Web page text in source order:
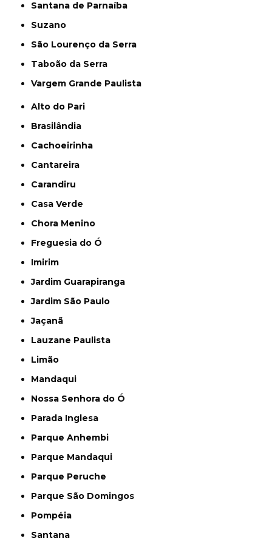
Santana de Parnaíba
Suzano
São Lourenço da Serra
Taboão da Serra
Vargem Grande Paulista
Alto do Pari
Brasilândia
Cachoeirinha
Cantareira
Carandiru
Casa Verde
Chora Menino
Freguesia do Ó
Imirim
Jardim Guarapiranga
Jardim São Paulo
Jaçanã
Lauzane Paulista
Limão
Mandaqui
Nossa Senhora do Ó
Parada Inglesa
Parque Anhembi
Parque Mandaqui
Parque Peruche
Parque São Domingos
Pompéia
Santana